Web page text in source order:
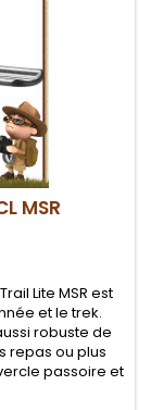
MSR
Lite MSR est
et le trek.
robuste de
repas ou plus
passoire et